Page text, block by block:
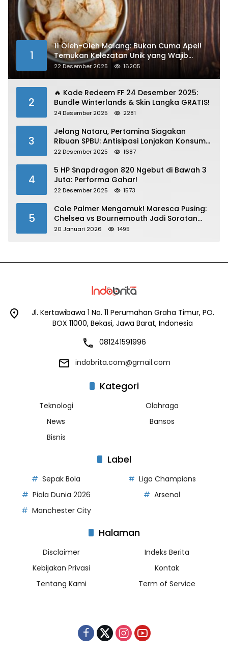
1
11 Oleh-Oleh Malang: Bukan Cuma Apel!
Temukan Kelezatan Unik yang Wajib
Dibawa
22 Desember 2025 16205
2
🔥 Kode Redeem FF 24 Desember 2025:
Bundle Winterlands & Skin Langka GRATIS!
24 Desember 2025 2281
3
Jelang Nataru, Pertamina Siagakan
Ribuan SPBU: Antisipasi Lonjakan Konsumsi
BBM dan LPG!
22 Desember 2025 1687
4
5 HP Snapdragon 820 Ngebut di Bawah 3
Juta: Performa Gahar!
22 Desember 2025 1573
5
Cole Palmer Mengamuk! Maresca Pusing:
Chelsea vs Bournemouth Jadi Sorotan
Utama
20 Januari 2026 1495
Jl. Kertawibawa 1 No. 11 Perumahan Graha Timur, PO.
BOX 11000, Bekasi, Jawa Barat, Indonesia
081241591996
indobrita.com@gmail.com
Kategori
Teknologi
Olahraga
News
Bansos
Bisnis
Label
Sepak Bola
Liga Champions
Piala Dunia 2026
Arsenal
Manchester City
Halaman
Disclaimer
Indeks Berita
Kebijakan Privasi
Kontak
Tentang Kami
Term of Service